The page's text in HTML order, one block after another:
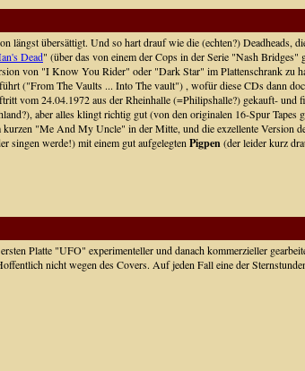
übersättigt. Und so hart drauf wie die (echten?) Deadheads,
Dead" (über das von einem der Cops in der Serie "Nash
von "I Know You Rider" oder "Dark Star" im Plattenschrank zu
("From The Vaults ... Into The vault") , wofür diese CDs dann
vom 24.04.1972 aus der Rheinhalle (=Philipshalle?) gekauft- und
aber alles klingt richtig gut (von den originalen 16-Spur
"Me And My Uncle" in der Mitte, und die exzellente Version
singen werde!) mit einem gut aufgelegten Pigpen(der leider kurz
Platte "UFO" experimenteller und danach kommerzieller
nicht wegen des Covers. Auf jeden Fall eine der